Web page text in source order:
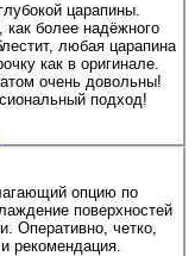
царапины.
более надёжного
любая царапина
как в оригинале.
очень довольны!
подход!
опцию по
поверхностей
Оперативно, четко,
рекомендация.